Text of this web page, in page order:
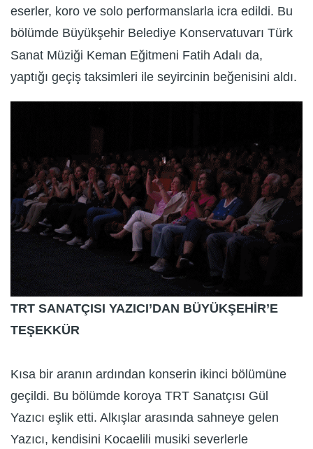
eserler, koro ve solo performanslarla icra edildi. Bu
bölümde Büyükşehir Belediye Konservatuvarı Türk
Sanat Müziği Keman Eğitmeni Fatih Adalı da,
yaptığı geçiş taksimleri ile seyircinin beğenisini aldı.
TRT SANATÇISI YAZICI’DAN BÜYÜKŞEHİR’E
TEŞEKKÜR
Kısa bir aranın ardından konserin ikinci bölümüne
geçildi. Bu bölümde koroya TRT Sanatçısı Gül
Yazıcı eşlik etti. Alkışlar arasında sahneye gelen
Yazıcı, kendisini Kocaelili musiki severlerle